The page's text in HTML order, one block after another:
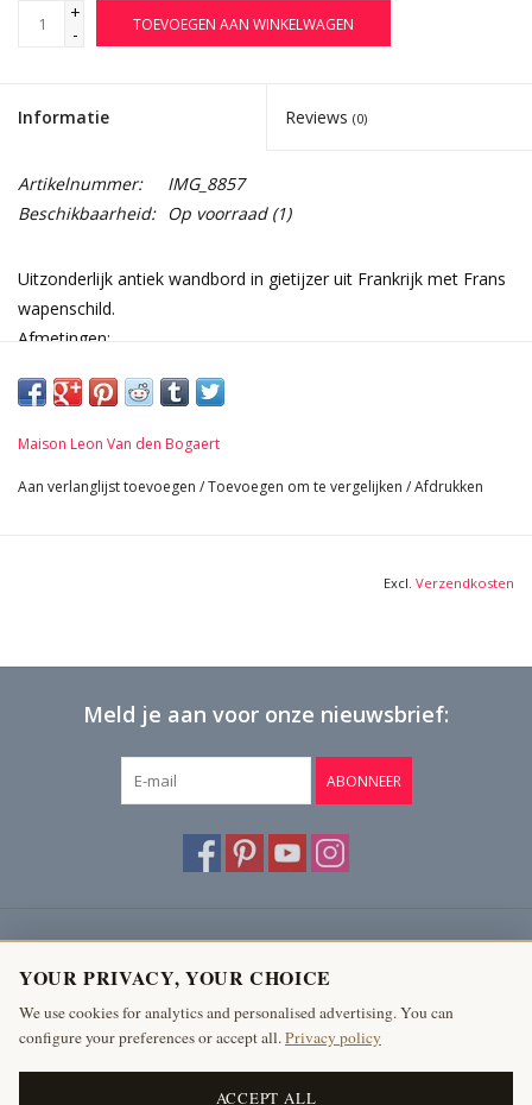
+
-
TOEVOEGEN AAN WINKELWAGEN
Informatie Reviews (0)
Artikelnummer:
IMG_8857
Beschikbaarheid: Op voorraad(1)
Uitzonderlijk antiek wandbord in gietijzer uit Frankrijk met Frans
wapenschild.
Afmetingen:
86 cm Hoogte 33,86 Inch
Maison Leon Van den Bogaert
Aan verlanglijst toevoegen /Toevoegen om te vergelijken /Afdrukken
Excl. Verzendkosten
Meld je aan voor onze nieuwsbrief:
ABONNEER
Producten
Mijn account
The Antique Fireplace Bank
YOUR PRIVACY, YOUR CHOICE
We use cookies for analytics and personalised advertising. You can
configure your preferences or accept all.Privacy policy
ACCEPT ALL